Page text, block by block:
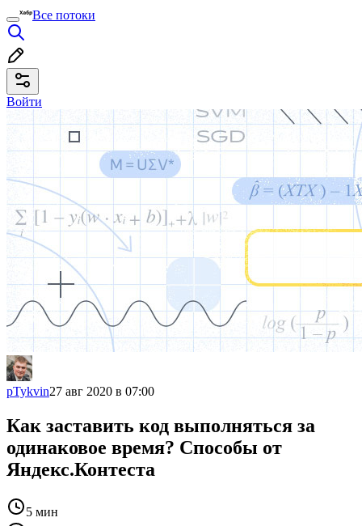
Все потоки
Войти
pTykvin27 авг 2020 в 07:00
Как заставить код выполняться за
одинаковое время? Способы от
Яндекс.Контеста
5 мин